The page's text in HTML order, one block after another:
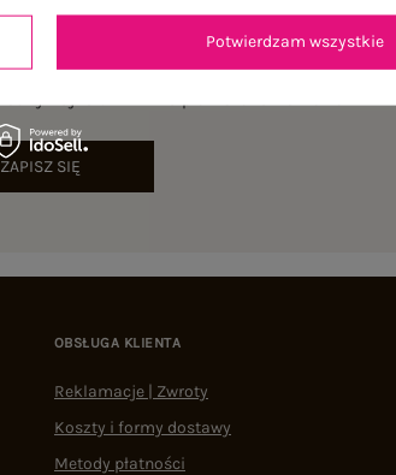
ZAPISZ SIĘ
OBSŁUGA KLIENTA
Reklamacje | Zwroty
Koszty i formy dostawy
Metody płatności
Potwierdzam wszystkie